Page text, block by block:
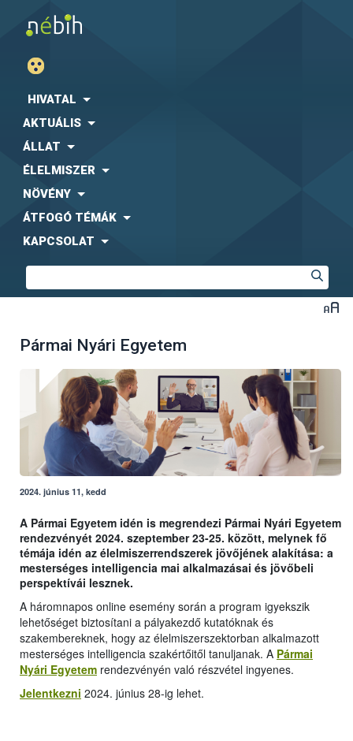
HIVATAL
AKTUÁLIS
ÁLLAT
ÉLELMISZER
NÖVÉNY
ÁTFOGÓ TÉMÁK
KAPCSOLAT
Pármai Nyári Egyetem
2024. június 11, kedd
A Pármai Egyetem idén is megrendezi Pármai Nyári Egyetem
rendezvényét 2024. szeptember 23-25. között, melynek fő
témája idén az élelmiszerrendszerek jövőjének alakítása: a
mesterséges intelligencia mai alkalmazásai és jövőbeli
perspektívái lesznek.
A háromnapos online esemény során a program igyekszik
lehetőséget biztosítani a pályakezdő kutatóknak és
szakembereknek, hogy az élelmiszerszektorban alkalmazott
mesterséges intelligencia szakértőitől tanuljanak. A Pármai
Nyári Egyetem rendezvényén való részvétel ingyenes.
Jelentkezni 2024. június 28-ig lehet.